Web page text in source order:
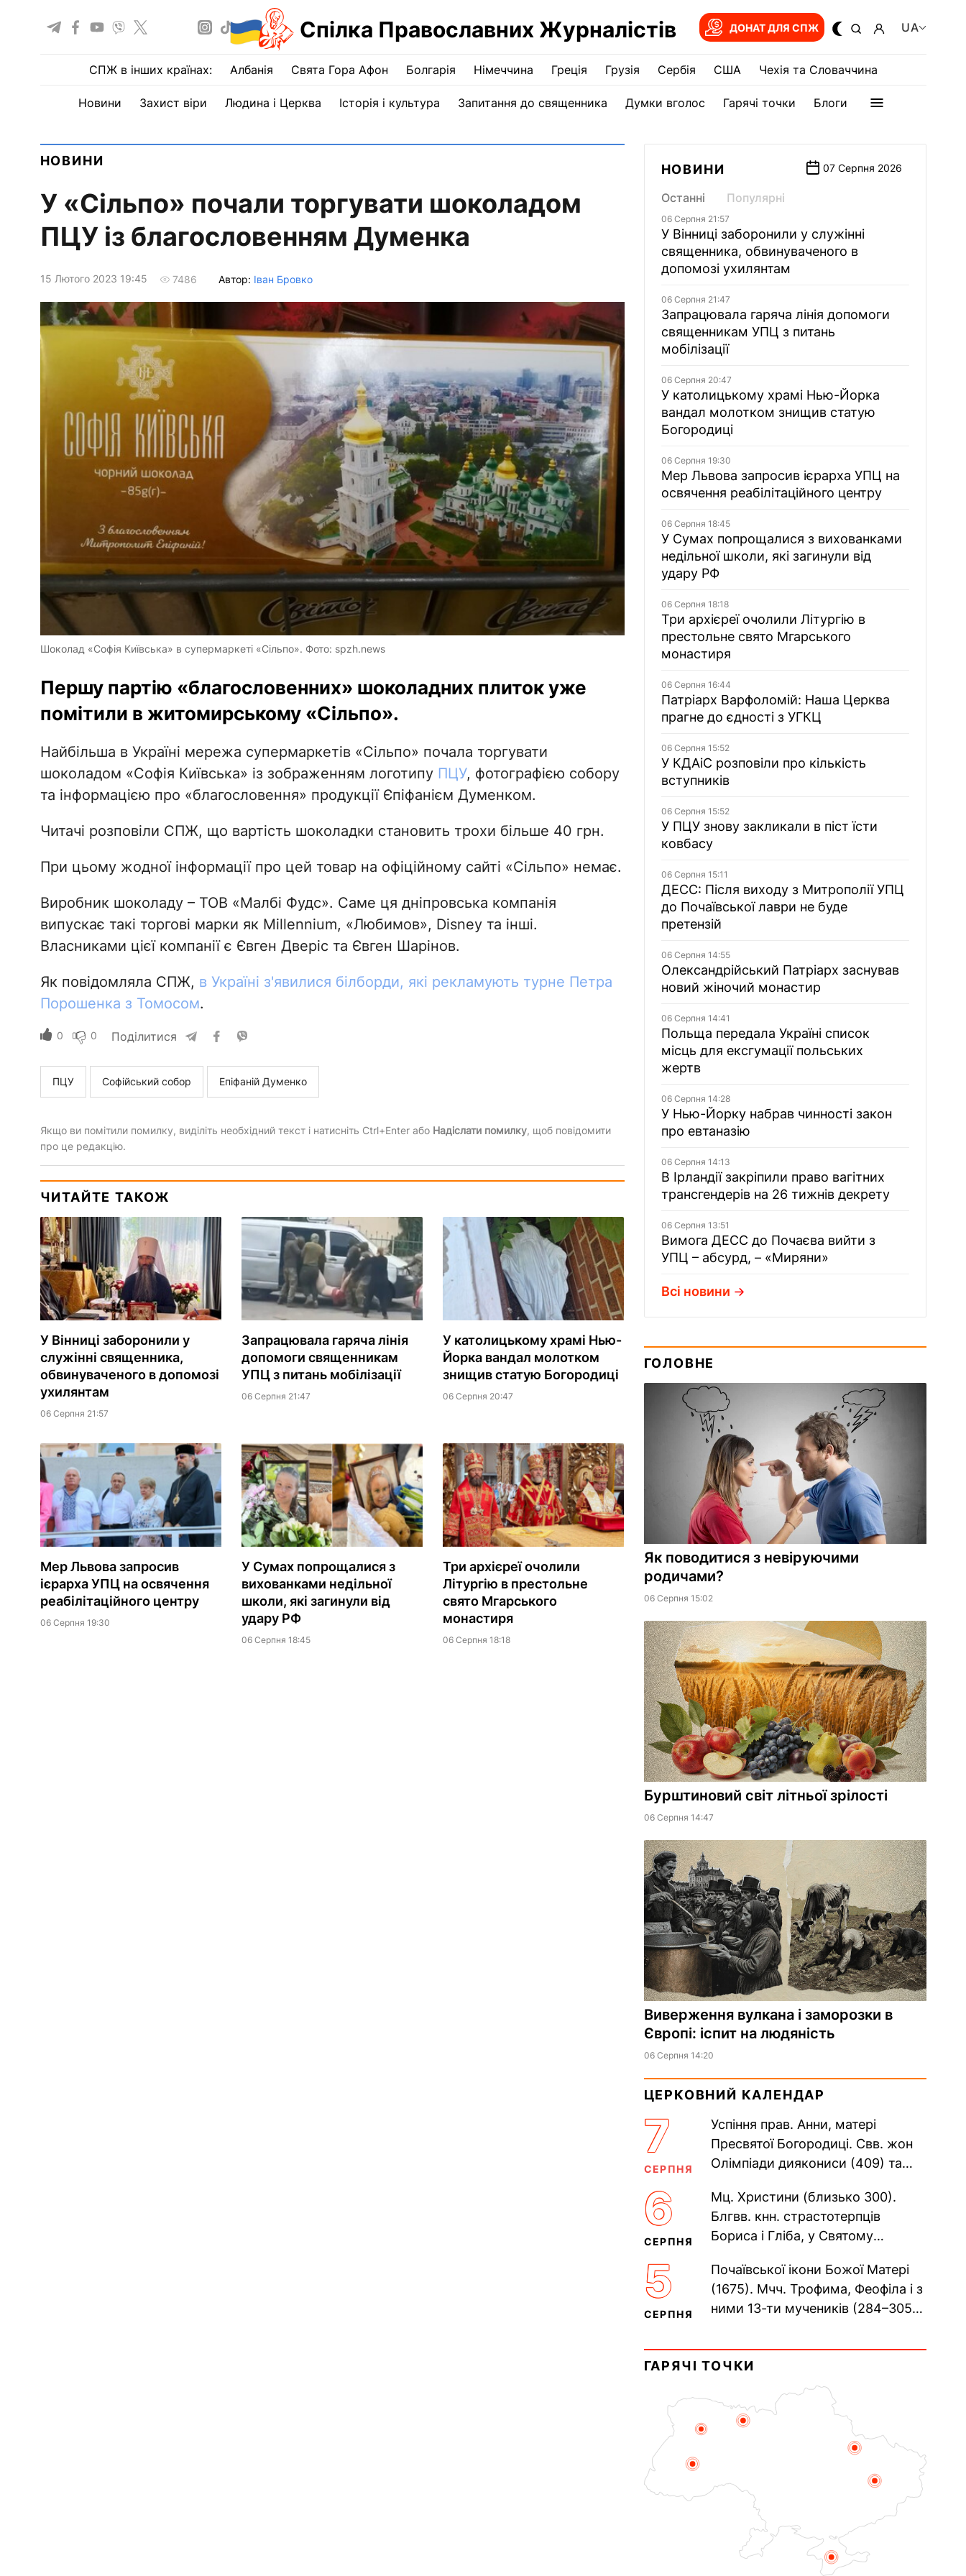
Спілка Православних Журналістів ДОНАТ ДЛЯ СПЖ UA
СПЖ в інших країнах: Албанія Свята Гора Афон Болгарія Німеччина Греція Грузія Сербія США Чехія та Словаччина
Новини Захист віри Людина і Церква Історія і культура Запитання до священника Думки вголос Гарячі точки Блоги
НОВИНИ
У «Сільпо» почали торгувати шоколадом
ПЦУ із благословенням Думенка
15 Лютого 2023 19:45 7486 Автор: Іван Бровко
Шоколад «Софія Київська» в супермаркеті «Сільпо». Фото: spzh.news
Першу партію «благословенних» шоколадних плиток уже
помітили в житомирському «Сільпо».
Найбільша в Україні мережа супермаркетів «Сільпо» почала торгувати
шоколадом «Софія Київська» із зображенням логотипу ПЦУ, фотографією собору
та інформацією про «благословення» продукції Єпіфанієм Думенком.
Читачі розповіли СПЖ, що вартість шоколадки становить трохи більше 40 грн.
При цьому жодної інформації про цей товар на офіційному сайті «Сільпо» немає.
Виробник шоколаду – ТОВ «Малбі Фудс». Саме ця дніпровська компанія
випускає такі торгові марки як Millennium, «Любимов», Disney та інші.
Власниками цієї компанії є Євген Дверіс та Євген Шарінов.
Як повідомляла СПЖ, в Україні з'явилися білборди, які рекламують турне Петра
Порошенка з Томосом.
0 0 Поділитися
ПЦУ Софійський собор Епіфаній Думенко
Якщо ви помітили помилку, виділіть необхідний текст і натисніть Ctrl+Enter або Надіслати помилку, щоб повідомити
про це редакцію.
ЧИТАЙТЕ ТАКОЖ
У Вінниці заборонили у
служінні священника,
обвинуваченого в допомозі
ухилянтам
06 Серпня 21:57
Запрацювала гаряча лінія
допомоги священникам
УПЦ з питань мобілізації
06 Серпня 21:47
У католицькому храмі Нью-
Йорка вандал молотком
знищив статую Богородиці
06 Серпня 20:47
Мер Львова запросив
ієрарха УПЦ на освячення
реабілітаційного центру
06 Серпня 19:30
У Сумах попрощалися з
вихованками недільної
школи, які загинули від
удару РФ
06 Серпня 18:45
Три архієреї очолили
Літургію в престольне
свято Мгарського
монастиря
06 Серпня 18:18
НОВИНИ 07 Серпня 2026
Останні Популярні
06 Серпня 21:57
У Вінниці заборонили у служінні
священника, обвинуваченого в
допомозі ухилянтам
06 Серпня 21:47
Запрацювала гаряча лінія допомоги
священникам УПЦ з питань
мобілізації
06 Серпня 20:47
У католицькому храмі Нью-Йорка
вандал молотком знищив статую
Богородиці
06 Серпня 19:30
Мер Львова запросив ієрарха УПЦ на
освячення реабілітаційного центру
06 Серпня 18:45
У Сумах попрощалися з вихованками
недільної школи, які загинули від
удару РФ
06 Серпня 18:18
Три архієреї очолили Літургію в
престольне свято Мгарського
монастиря
06 Серпня 16:44
Патріарх Варфоломій: Наша Церква
прагне до єдності з УГКЦ
06 Серпня 15:52
У КДАіС розповіли про кількість
вступників
06 Серпня 15:52
У ПЦУ знову закликали в піст їсти
ковбасу
06 Серпня 15:11
ДЕСС: Після виходу з Митрополії УПЦ
до Почаївської лаври не буде
претензій
06 Серпня 14:55
Олександрійський Патріарх заснував
новий жіночий монастир
06 Серпня 14:41
Польща передала Україні список
місць для ексгумації польських
жертв
06 Серпня 14:28
У Нью-Йорку набрав чинності закон
про евтаназію
06 Серпня 14:13
В Ірландії закріпили право вагітних
трансгендерів на 26 тижнів декрету
06 Серпня 13:51
Вимога ДЕСС до Почаєва вийти з
УПЦ – абсурд, – «Миряни»
Всі новини
ГОЛОВНЕ
Як поводитися з невіруючими
родичами?
06 Серпня 15:02
Бурштиновий світ літньої зрілості
06 Серпня 14:47
Виверження вулкана і заморозки в
Європі: іспит на людяність
06 Серпня 14:20
ЦЕРКОВНИЙ КАЛЕНДАР
7
СЕРПНЯ
Успіння прав. Анни, матері
Пресвятої Богородиці. Свв. жон
Олімпіади диякониси (409) та
Пам’ять V Вселенського...
6
СЕРПНЯ
Мц. Христини (близько 300).
Блгвв. кнн. страстотерпців
Бориса і Гліба, у Святому
Прп. Полікарпа, архімандрита...
5
СЕРПНЯ
Почаївської ікони Божої Матері
(1675). Мчч. Трофима, Феофіла і з
ними 13-ти мучеників (284–305).
Равенійського (близько 75)....
ГАРЯЧІ ТОЧКИ